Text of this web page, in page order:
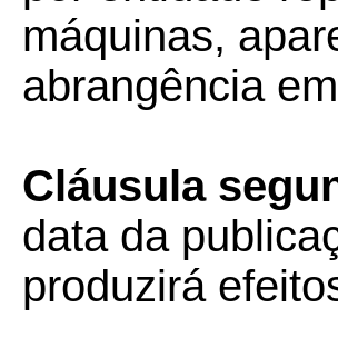
máquinas,
abrangência
Cláusula
data da
produzirá